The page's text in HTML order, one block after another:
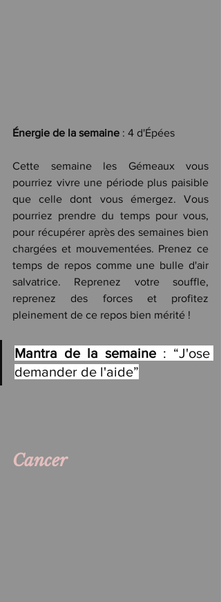
Énergie de la semaine : 4 d'Épées
Cette semaine les Gémeaux vous
pourriez vivre une période plus paisible
que celle dont vous émergez. Vous
pourriez prendre du temps pour vous,
pour récupérer après des semaines bien
chargées et mouvementées. Prenez ce
temps de repos comme une bulle d'air
salvatrice. Reprenez votre souffle,
reprenez des forces et profitez
pleinement de ce repos bien mérité !
Mantra de la semaine : “J'ose
demander de l'aide”
Cancer